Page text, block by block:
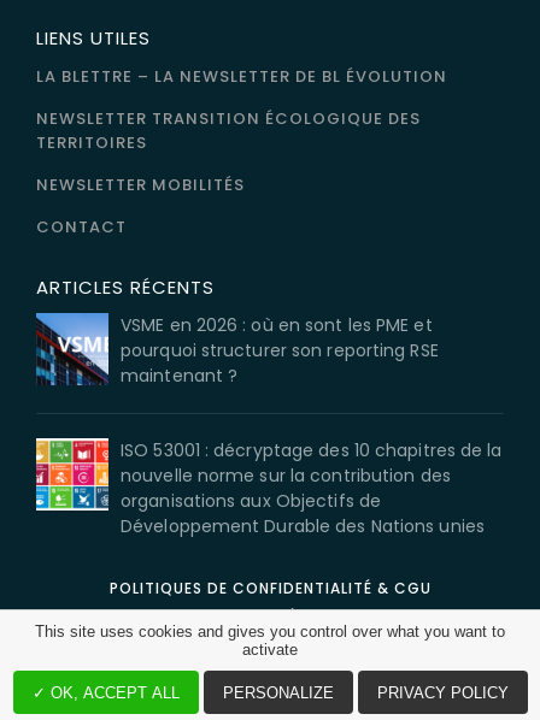
LIENS UTILES
LA BLETTRE – LA NEWSLETTER DE BL ÉVOLUTION
NEWSLETTER TRANSITION ÉCOLOGIQUE DES
TERRITOIRES
NEWSLETTER MOBILITÉS
CONTACT
ARTICLES RÉCENTS
VSME en 2026 : où en sont les PME et
pourquoi structurer son reporting RSE
maintenant ?
ISO 53001 : décryptage des 10 chapitres de la
nouvelle norme sur la contribution des
organisations aux Objectifs de
Développement Durable des Nations unies
©2026 BL évolution. Tous droits réservés.
POLITIQUES DE CONFIDENTIALITÉ & CGU
MENTIONS LÉGALES
CGV
This site uses cookies and gives you control over what you want to
activate
✓ OK, ACCEPT ALL PERSONALIZE PRIVACY POLICY